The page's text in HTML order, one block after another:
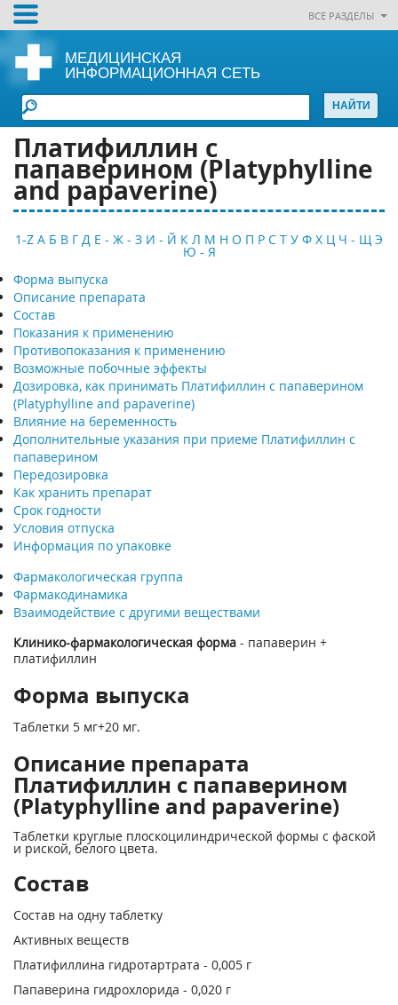
ВСЕ РАЗДЕЛЫ
МЕДИЦИНСКАЯ
ИНФОРМАЦИОННАЯ СЕТЬ
Платифиллин с
папаверином (Platyphylline
and papaverine)
1-Z А Б В Г Д Е - Ж - З И - Й К Л М Н О П Р С Т У Ф Х Ц Ч - Щ Э
Ю - Я
Форма выпуска
Описание препарата
Состав
Показания к применению
Противопоказания к применению
Возможные побочные эффекты
Дозировка, как принимать Платифиллин с папаверином
(Platyphylline and papaverine)
Влияние на беременность
Дополнительные указания при приеме Платифиллин с
папаверином
Передозировка
Как хранить препарат
Срок годности
Условия отпуска
Информация по упаковке
Фармакологическая группа
Фармакодинамика
Взаимодействие с другими веществами
Клинико-фармакологическая форма - папаверин +
платифиллин
Форма выпуска
Таблетки 5 мг+20 мг.
Описание препарата
Платифиллин с папаверином
(Platyphylline and papaverine)
Таблетки круглые плоскоцилиндрической формы с фаской
и риской, белого цвета.
Состав
Состав на одну таблетку
Активных веществ
Платифиллина гидротартрата - 0,005 г
Папаверина гидрохлорида - 0,020 г